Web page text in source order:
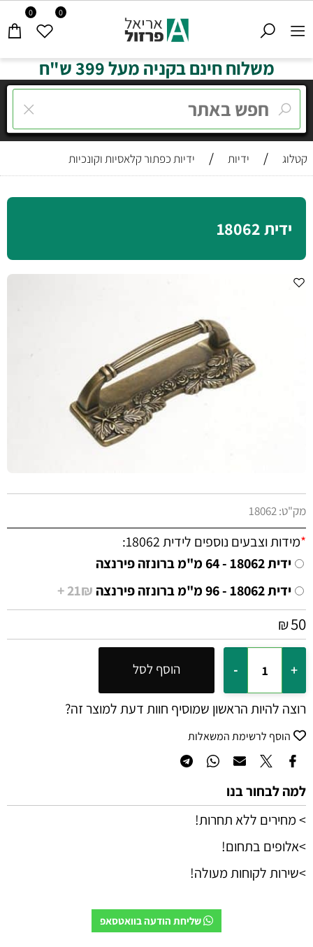
0 0
משלוח חינם בקניה מעל 399 ש"ח
קטלוג / ידיות / ידיות כפתור קלאסיות וקונכיות
ידית 18062
מק"ט:18062
*מידות וצבעים נוספים לידית 18062:
ידית 18062 - 64 מ"מ ברונזה פירנצה
ידית 18062 - 96 מ"מ ברונזה פירנצה
21₪ +
₪50
הוסף לסל
רוצה להיות הראשון שמוסיף חוות דעת למוצר זה?
הוסף לרשימת המשאלות
למה לבחור בנו
> מחירים ללא תחרות!
>אלופים בתחום!
>שירות לקוחות מעולה!
שליחת הודעה בוואטסאפ